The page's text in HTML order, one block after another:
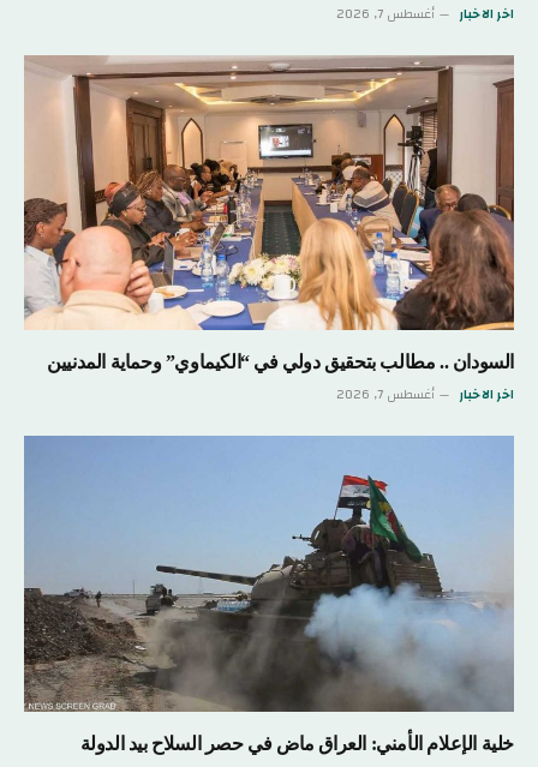
اخر الاخبار أغسطس 7, 2026
السودان .. مطالب بتحقيق دولي في “الكيماوي” وحماية المدنيين
اخر الاخبار أغسطس 7, 2026
خلية الإعلام الأمني: العراق ماض في حصر السلاح بيد الدولة